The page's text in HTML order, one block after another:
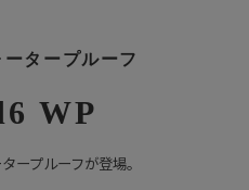
タープルーフ
WP
ープルーフが登場。